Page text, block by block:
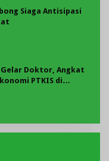
Siaga Antisipasi
Gelar Doktor, Angkat
PTKIS di